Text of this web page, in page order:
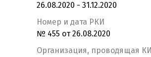
26.08.2020 - 31.12.2020
Номер и дата РКИ
№ 455 от 26.08.2020
Организация, проводящая КИ